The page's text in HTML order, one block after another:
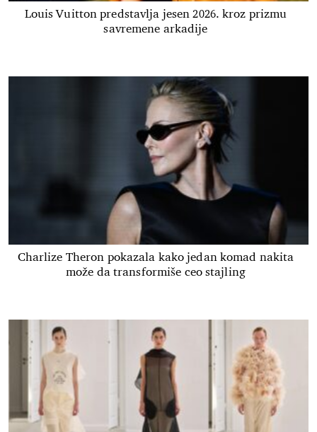
Louis Vuitton predstavlja jesen 2026. kroz prizmu
savremene arkadije
Charlize Theron pokazala kako jedan komad nakita
može da transformiše ceo stajling